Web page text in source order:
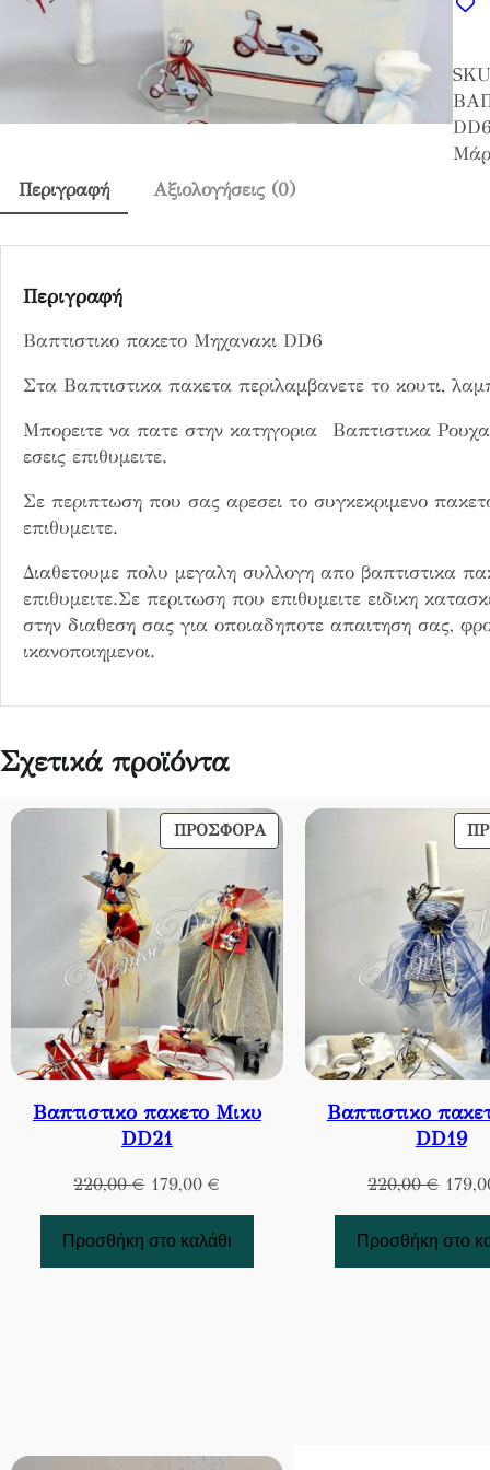
σ
τ
ι
κ
η
α
D
D
6
σ
τ
α
DD6
Περιγραφή
Αξιολογήσεις (0)
Περιγραφή
Βαπτιστικο πακετο Μηχανακι DD6
Στα Βαπτιστικα πακετα περιλαμβανετε το κουτι,
Μπορειτε να πατε στην κατηγορια Βαπτιστικα
εσεις επιθυμειτε.
Σε περιπτωση που σας αρεσει το συγκεκριμενο
επιθυμειτε.
Διαθετουμε πολυ μεγαλη συλλογη απο βαπτιστικα
επιθυμειτε.Σε περιτωση που επιθυμειτε ειδικη
στην διαθεση σας για οποιαδηποτε απαιτηση σας,
ικανοποιημενοι.
Σχετικά προϊόντα
ΠΡΟΣΦΟΡΆΠΡΟΪΌΝ
Βαπτιστικο πακετο Μικυ
DD21
220,00€ Original
was:
179,00 €
τιμή
Προσθήκη στο καλάθι
Βαπτιστικο
DD19
220,00€
was:
Προσθήκη στο